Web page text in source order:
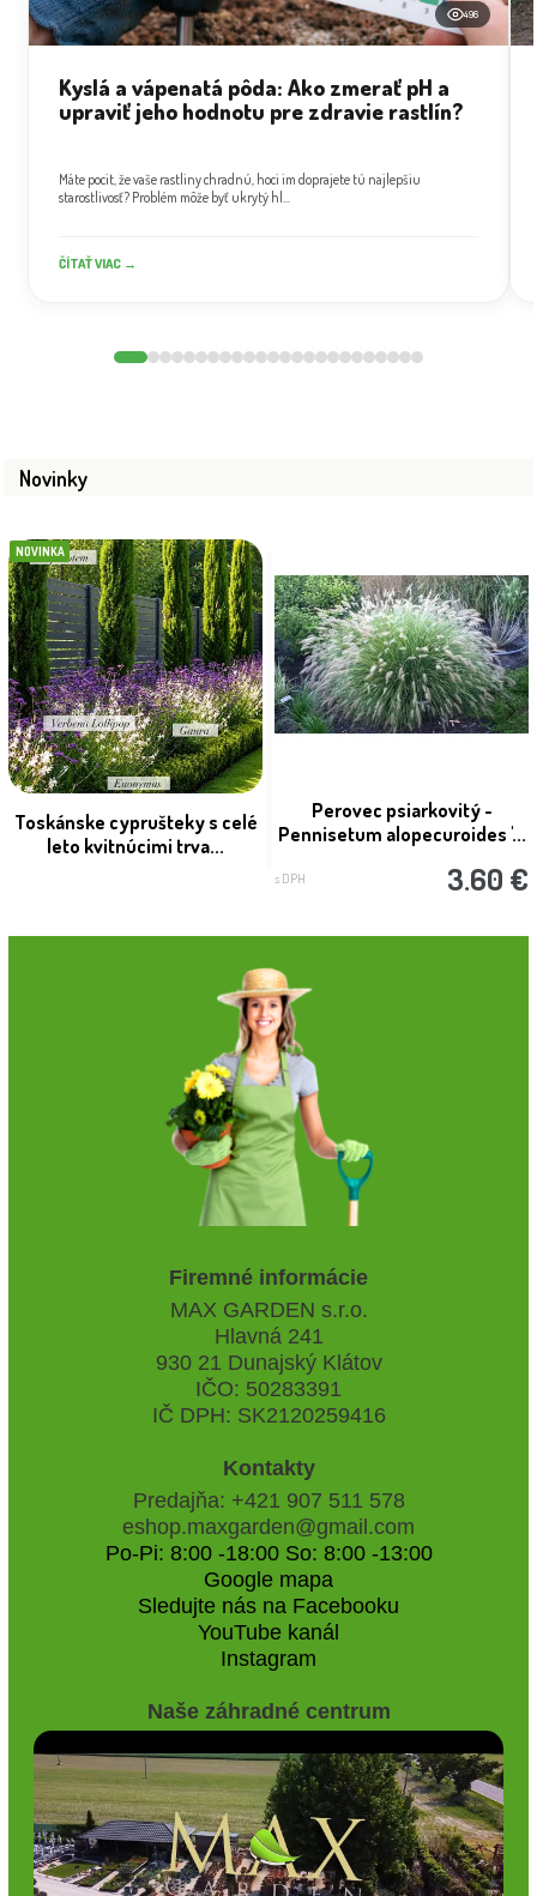
496
Kyslá a vápenatá pôda: Ako zmerať pH a
upraviť jeho hodnotu pre zdravie rastlín?
Máte pocit, že vaše rastliny chradnú, hoci im doprajete tú najlepšiu
starostlivosť? Problém môže byť ukrytý hl...
ČÍTAŤ VIAC →
Novinky
NOVINKA
Toskánske cyprušteky s celé
leto kvitnúcimi trva...
Perovec psiarkovitý -
Pennisetum alopecuroides '...
s DPH 3.60 €
Firemné informácie
MAX GARDEN s.r.o.
Hlavná 241
930 21 Dunajský Klátov
IČO: 50283391
IČ DPH: SK2120259416
Kontakty
Predajňa: +421 907 511 578
eshop.maxgarden@gmail.com
Po-Pi: 8:00 -18:00 So: 8:00 -13:00
Google mapa
Sledujte nás na Facebooku
YouTube kanál
Instagram
Naše záhradné centrum